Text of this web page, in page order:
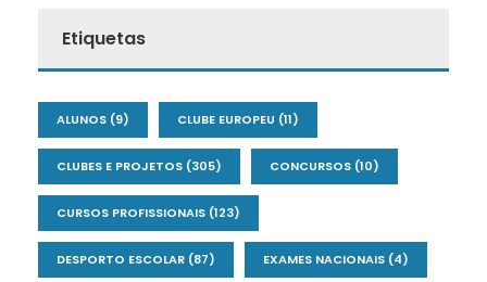
Etiquetas
ALUNOS (9) CLUBE EUROPEU (11)
CLUBES E PROJETOS (305) CONCURSOS (10)
CURSOS PROFISSIONAIS (123)
DESPORTO ESCOLAR (87) EXAMES NACIONAIS (4)